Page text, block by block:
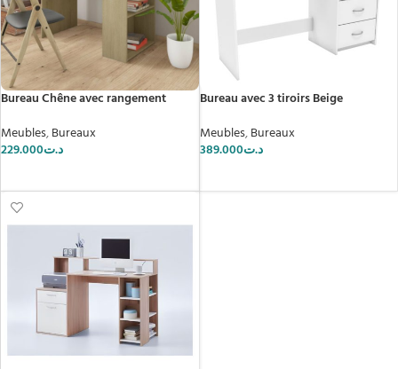
Bureau Chêne avec rangement
Meubles,Bureaux
د.ت229.000
Bureau avec 3 tiroirs Beige
Meubles,Bureaux
د.ت389.000